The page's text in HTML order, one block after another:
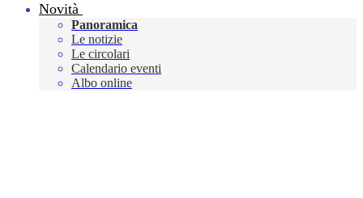
Novità
Panoramica
Le notizie
Le circolari
Calendario eventi
Albo online